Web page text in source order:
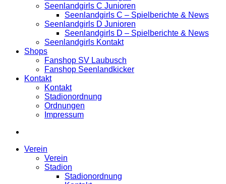
Seenlandgirls C Junioren
Seenlandgirls C – Spielberichte & News
Seenlandgirls D Junioren
Seenlandgirls D – Spielberichte & News
Seenlandgirls Kontakt
Shops
Fanshop SV Laubusch
Fanshop Seenlandkicker
Kontakt
Kontakt
Stadionordnung
Ordnungen
Impressum
Verein
Verein
Stadion
Stadionordnung